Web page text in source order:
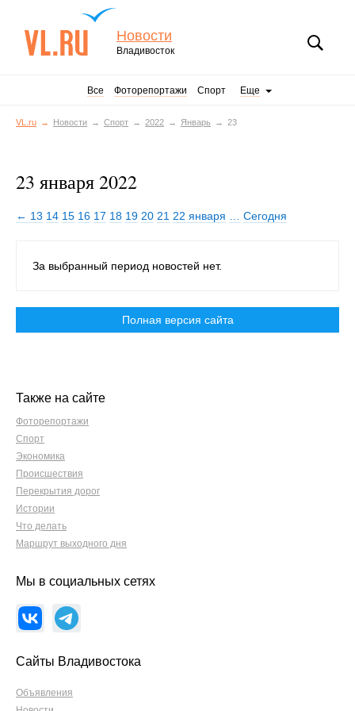
Новости
Владивосток
Все Фоторепортажи Спорт Еще
VL.ru Новости Спорт 2022 Январь 23
23 января 2022
← 13 14 15 16 17 18 19 20 21 22 января Сегодня
За выбранный период новостей нет.
Полная версия сайта
Также на сайте
Фоторепортажи
Спорт
Экономика
Происшествия
Перекрытия дорог
Истории
Что делать
Маршрут выходного дня
Мы в социальных сетях
Сайты Владивостока
Объявления